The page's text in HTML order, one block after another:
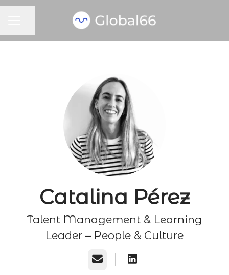
MENÚ DE EMPLEO
Compartir página
Catalina Pérez
Talent Management & Learning
Leader – People & Culture
Correo electrónico